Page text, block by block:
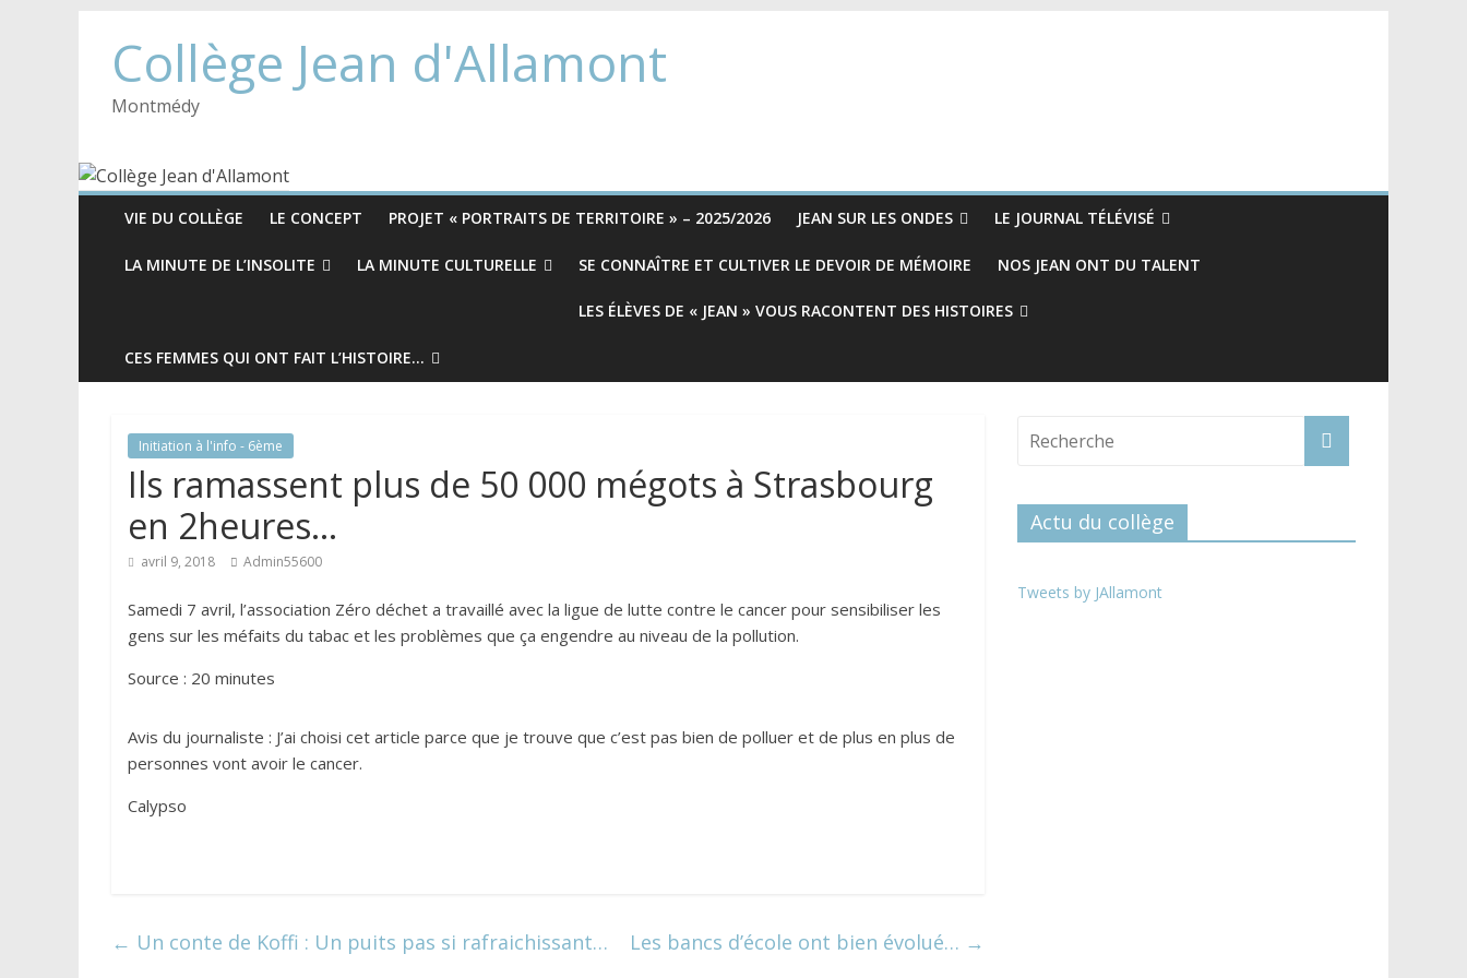
Collège Jean d'Allamont
Montmédy
VIE DU COLLÈGE LE CONCEPT PROJET « PORTRAITS DE TERRITOIRE » – 2025/2026 JEAN SUR LES ONDES LE JOURNAL TÉLÉVISÉ
LA MINUTE DE L’INSOLITE LA MINUTE CULTURELLE SE CONNAÎTRE ET CULTIVER LE DEVOIR DE MÉMOIRE NOS JEAN ONT DU TALENT
LES ÉLÈVES DE « JEAN » VOUS RACONTENT DES HISTOIRES
CES FEMMES QUI ONT FAIT L’HISTOIRE…
Initiation à l'info - 6ème
Ils ramassent plus de 50 000 mégots à Strasbourg
en 2heures…
avril 9, 2018 Admin55600
Samedi 7 avril, l’association Zéro déchet a travaillé avec la ligue de lutte contre le cancer pour sensibiliser les
gens sur les méfaits du tabac et les problèmes que ça engendre au niveau de la pollution.
Source : 20 minutes
Avis du journaliste : J’ai choisi cet article parce que je trouve que c’est pas bien de polluer et de plus en plus de
personnes vont avoir le cancer.
Calypso
← Un conte de Koffi : Un puits pas si rafraichissant… Les bancs d’école ont bien évolué… →
Actu du collège
Tweets by JAllamont